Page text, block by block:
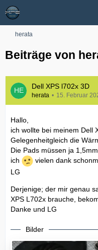
herata
Beiträge von
Dell XPS l702x 3D
herata 15. Februar
Hallo,
ich wollte bei meinem Dell
Gelegenheitgleich die
Die Pads müssen ja
ich
vielen dank
LG
Derjenige; der mir genau
XPS L702x brauche,
Danke und LG
Bilder